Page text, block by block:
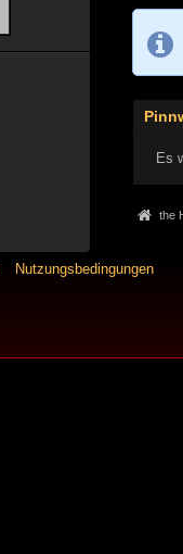
Es
the
Nutzungsbedingungen